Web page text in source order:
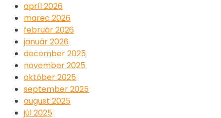
apríl 2026
marec 2026
február 2026
január 2026
december 2025
november 2025
október 2025
september 2025
august 2025
júl 2025